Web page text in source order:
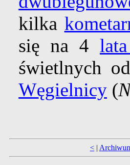
kilka
się na 4
świetlnych
Węgielnicy(
< |